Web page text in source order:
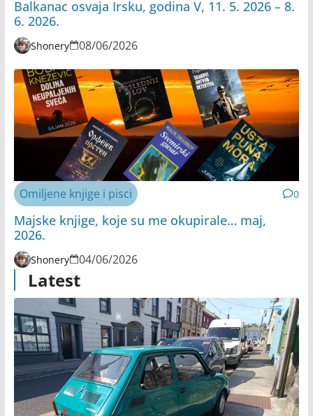
Balkanac osvaja Irsku, godina V, 11. 5. 2026 – 8.
6. 2026.
Shonery 08/06/2026
Omiljene knjige i pisci 0
Majske knjige, koje su me okupirale… maj,
2026.
Shonery 04/06/2026
Latest